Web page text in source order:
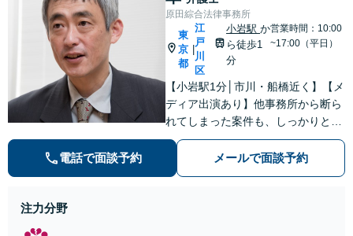
原田綜合法律事務所
東
京
都
江
戸
川
区
小岩駅か
ら徒歩1
分
営業時間：10:00
~17:00（平日）
【小岩駅1分│市川・船橋近く】【メ
ディア出演あり】他事務所から断ら
れてしまった案件も、しっかりと面
談し、法的アドバイスをいたします
【解決実績約1000件】豊富な離婚調
停・裁判実績あり【不動産業界出
電話で面談予約 メールで面談予約
注力分野